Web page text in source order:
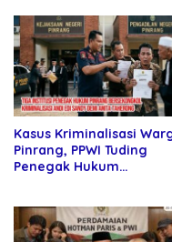
Kasus Kriminalisasi
Pinrang, PPWI Tuding
Penegak Hukum